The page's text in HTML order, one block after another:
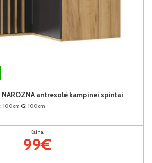
antresolė kampinei spintai
100cm G: 100cm
Kaina:
99€